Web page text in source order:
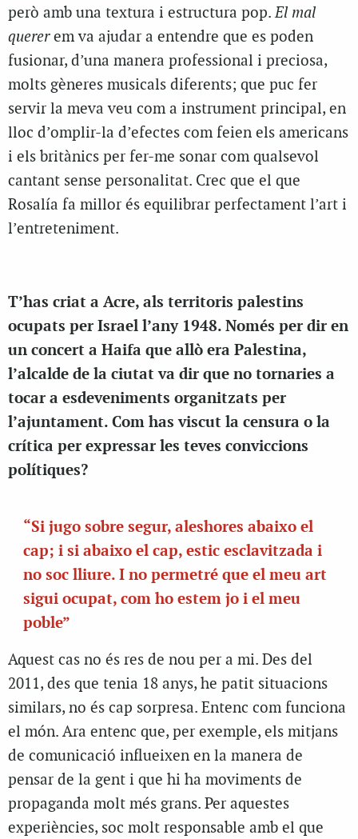
però amb una textura i estructura pop.El mal
quererem va ajudar a entendre que es poden
fusionar, d’una manera professional i preciosa,
molts gèneres musicals diferents; que puc fer
servir la meva veu com a instrument principal, en
lloc d’omplir-la d’efectes com feien els americans
i els britànics per fer-me sonar com qualsevol
cantant sense personalitat. Crec que el que
Rosalía fa millor és equilibrar perfectament l’art i
l’entreteniment.
T’has criat a Acre, als territoris palestins
ocupats per Israel l’any 1948. Només per dir en
un concert a Haifa que allò era Palestina,
l’alcalde de la ciutat va dir que no tornaries a
tocar a esdeveniments organitzats per
l’ajuntament. Com has viscut la censura o la
crítica per expressar les teves conviccions
polítiques?
“Si jugo sobre segur, aleshores abaixo el
cap; i si abaixo el cap, estic esclavitzada i
no soc lliure. I no permetré que el meu art
sigui ocupat, com ho estem jo i el meu
poble”
Aquest cas no és res de nou per a mi. Des del
2011, des que tenia 18 anys, he patit situacions
similars, no és cap sorpresa. Entenc com funciona
el món. Ara entenc que, per exemple, els mitjans
de comunicació influeixen en la manera de
pensar de la gent i que hi ha moviments de
propaganda molt més grans. Per aquestes
experiències, soc molt responsable amb el que